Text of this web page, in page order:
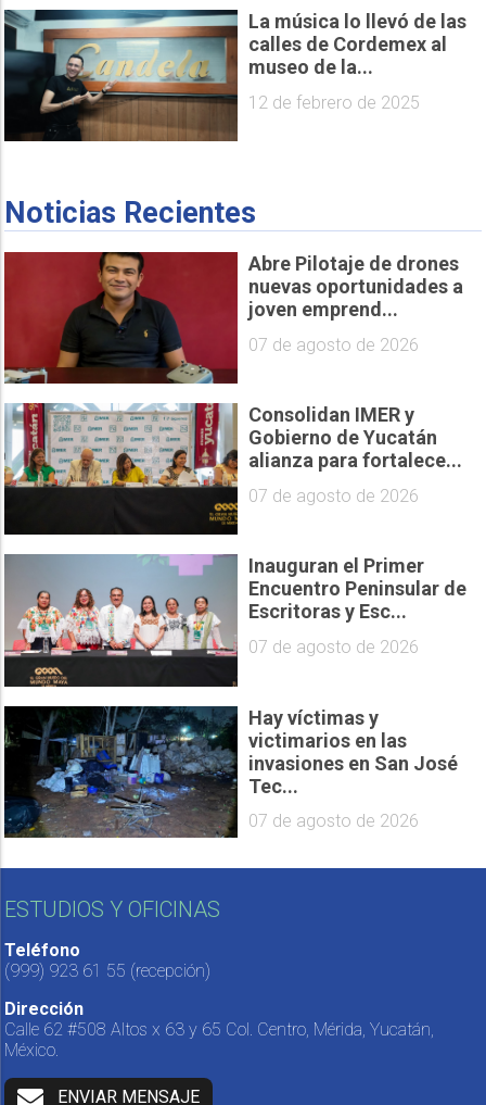
La música lo llevó de las
calles de Cordemex al
museo de la...
12 de febrero de 2025
Noticias Recientes
Abre Pilotaje de drones
nuevas oportunidades a
joven emprend...
07 de agosto de 2026
Consolidan IMER y
Gobierno de Yucatán
alianza para fortalece...
07 de agosto de 2026
Inauguran el Primer
Encuentro Peninsular de
Escritoras y Esc...
07 de agosto de 2026
Hay víctimas y
victimarios en las
invasiones en San José
Tec...
07 de agosto de 2026
ESTUDIOS Y OFICINAS
Teléfono
(999) 923 61 55 (recepción)
Dirección
Calle 62 #508 Altos x 63 y 65 Col. Centro, Mérida, Yucatán,
México.
ENVIAR MENSAJE